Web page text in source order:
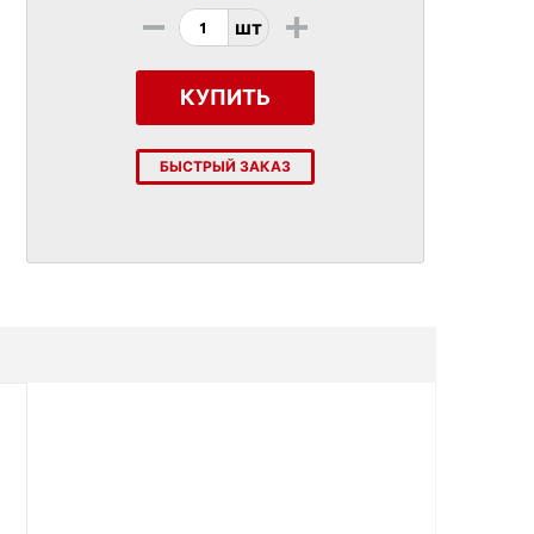
- шт +
КУПИТЬ
БЫСТРЫЙ ЗАКАЗ